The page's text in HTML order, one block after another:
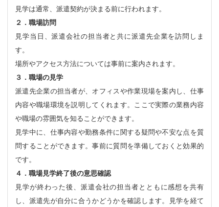
見学は通常、派遣契約が決まる前に行われます。
２．職場訪問
見学当日、派遣会社の担当者と共に派遣先企業を訪問しま
す。
場所やアクセス方法については事前に案内されます。
３．職場の見学
派遣先企業の担当者が、オフィスや作業現場を案内し、仕事
内容や職場環境を説明してくれます。ここで実際の業務内容
や職場の雰囲気を知ることができます。
見学中に、仕事内容や勤務条件に関する疑問や不安な点を質
問することができます。事前に質問を準備しておくと効果的
です。
４．職場見学終了後の意思確認
見学が終わった後、派遣会社の担当者とともに感想を共有
し、派遣先が自分に合うかどうかを確認します。見学を経て